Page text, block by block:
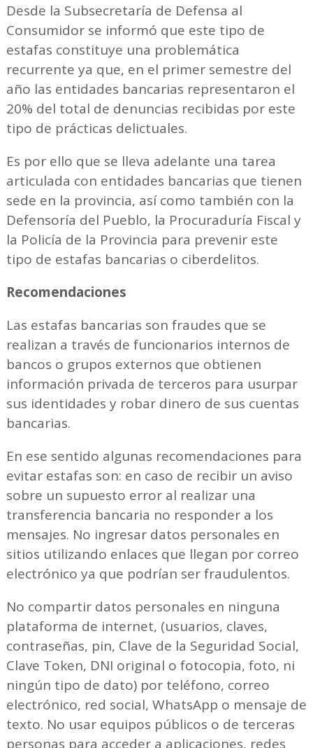
Desde la Subsecretaría de Defensa al
Consumidor se informó que este tipo de
estafas constituye una problemática
recurrente ya que, en el primer semestre del
año las entidades bancarias representaron el
20% del total de denuncias recibidas por este
tipo de prácticas delictuales.
Es por ello que se lleva adelante una tarea
articulada con entidades bancarias que tienen
sede en la provincia, así como también con la
Defensoría del Pueblo, la Procuraduría Fiscal y
la Policía de la Provincia para prevenir este
tipo de estafas bancarias o ciberdelitos.
Recomendaciones
Las estafas bancarias son fraudes que se
realizan a través de funcionarios internos de
bancos o grupos externos que obtienen
información privada de terceros para usurpar
sus identidades y robar dinero de sus cuentas
bancarias.
En ese sentido algunas recomendaciones para
evitar estafas son: en caso de recibir un aviso
sobre un supuesto error al realizar una
transferencia bancaria no responder a los
mensajes. No ingresar datos personales en
sitios utilizando enlaces que llegan por correo
electrónico ya que podrían ser fraudulentos.
No compartir datos personales en ninguna
plataforma de internet, (usuarios, claves,
contraseñas, pin, Clave de la Seguridad Social,
Clave Token, DNI original o fotocopia, foto, ni
ningún tipo de dato) por teléfono, correo
electrónico, red social, WhatsApp o mensaje de
texto. No usar equipos públicos o de terceras
personas para acceder a aplicaciones, redes